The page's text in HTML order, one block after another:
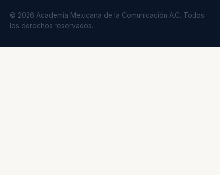
© 2026 Academia Mexicana de la Comunicación A.C. Todos
los derechos reservados.